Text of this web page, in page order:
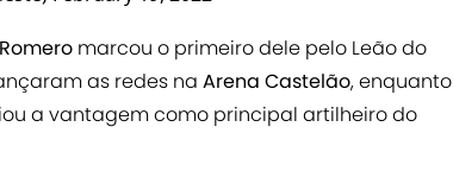
marcou o primeiro dele pelo Leão do
as redes na Arena Castelão, enquanto
a vantagem como principal artilheiro do